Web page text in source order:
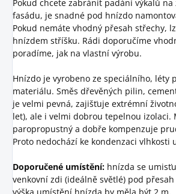
Pokud chcete zabránit padání výkalů na
fasádu, je snadné pod hnízdo
Pokud nemáte vhodný přesah střechy,
hnízdem stříšku. Rádi doporučíme
poradíme, jak na vlastní výrobu.
Hnízdo je vyrobeno ze speciálního, léty
materiálu. Směs dřevěných pilin,
je velmi pevná, zajišťuje extrémní
let), ale i velmi dobrou tepelnou izolaci.
paropropustný a dobře kompenzuje
Proto nedochází ke kondenzaci vlhkosti
Doporučené umístění: hnízda se
venkovní zdi (ideálně světlé) pod